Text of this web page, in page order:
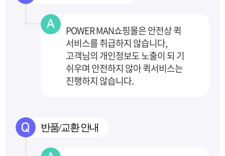
POWER MAN쇼핑몰은 안전상 퀵
서비스를 취급하지 않습니다,
고객님의 개인정보도 노출이 되 기
쉬우며 안전하지 않아 퀵서비스는
진행하지 않습니다.
반품/교환 안내